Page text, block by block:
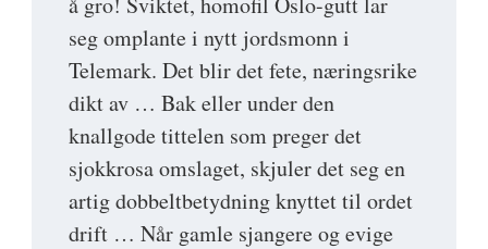
seg omplante i nytt jordsmonn i
Telemark. Det blir det fete, næringsrike
dikt av … Bak eller under den
knallgode tittelen som preger det
sjokkrosa omslaget, skjuler det seg en
artig dobbeltbetydning knyttet til ordet
drift … Når gamle sjangere og evige